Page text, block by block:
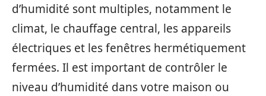
d’humidité sont multiples, notamment le
climat, le chauffage central, les appareils
électriques et les fenêtres hermétiquement
fermées. Il est important de contrôler le
niveau d’humidité dans votre maison ou